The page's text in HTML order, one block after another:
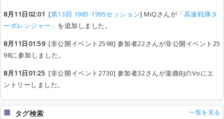
8月11日02:01 [第13回 1985-1995セッション] MiQさんが 「高速戦隊タ
ーボレンジャー」 を追加しました。
8月11日01:59[非公開イベント2598] 参加者22さんが非公開イベント25
98に参加しました。
8月11日01:25 [非公開イベント2730] 参加者32さんが楽曲BJのVoにエ
ントリーしました。
タグ検索 一覧を見る